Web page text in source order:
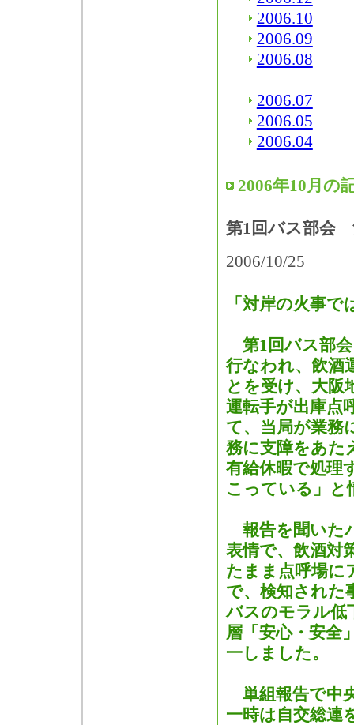
2006.10
2006.09
2006.08
2006.07
2006.05
2006.04
2006年10月の
第1回バス部会
2006/10/25
「対岸の火事
第1回バス部会
行なわれ、飲酒
とを受け、大阪
運転手が出庫点
て、当局が業務
務に支障をあた
有給休暇で処理
こっている」と
報告を聞いた
表情で、飲酒対
たまま点呼場に
で、検知され
バスのモラル低
層「安心・安全
一しました。
単組報告で中
一時は自交総連